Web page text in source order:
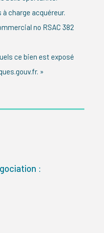
charge acquéreur.
no RSAC 382
ce bien est exposé
»
: